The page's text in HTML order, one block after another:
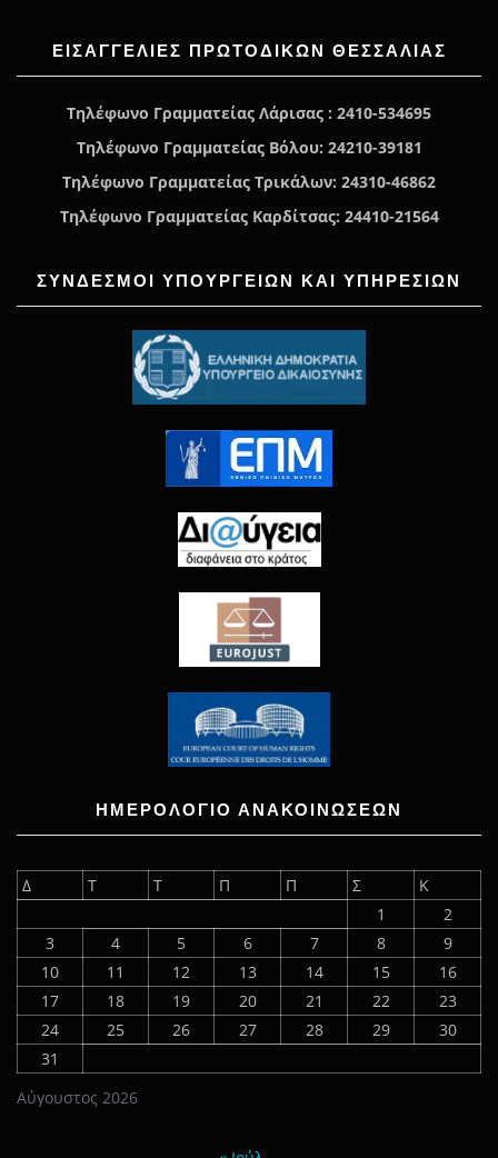
ΕΙΣΑΓΓΕΛΊΕΣ ΠΡΩΤΟΔΙΚΏΝ ΘΕΣΣΑΛΙΑΣ
Τηλέφωνο Γραμματείας Λάρισας : 2410-534695
Τηλέφωνο Γραμματείας Βόλου: 24210-39181
Τηλέφωνο Γραμματείας Τρικάλων: 24310-46862
Τηλέφωνο Γραμματείας Καρδίτσας: 24410-21564
ΣΥΝΔΕΣΜΟΙ ΥΠΟΥΡΓΕΙΩΝ ΚΑΙ ΥΠΗΡΕΣΙΩΝ
ΗΜΕΡΟΛΟΓΙΟ ΑΝΑΚΟΙΝΩΣΕΩΝ
Αύγουστος 2026
Δ Τ Τ Π Π Σ
Κ
1
2
3
4 5 6 7 8
9
10
11 12 13 14 15
16
17
18 19 20 21 22
23
24
25 26 27 28 29
30
31